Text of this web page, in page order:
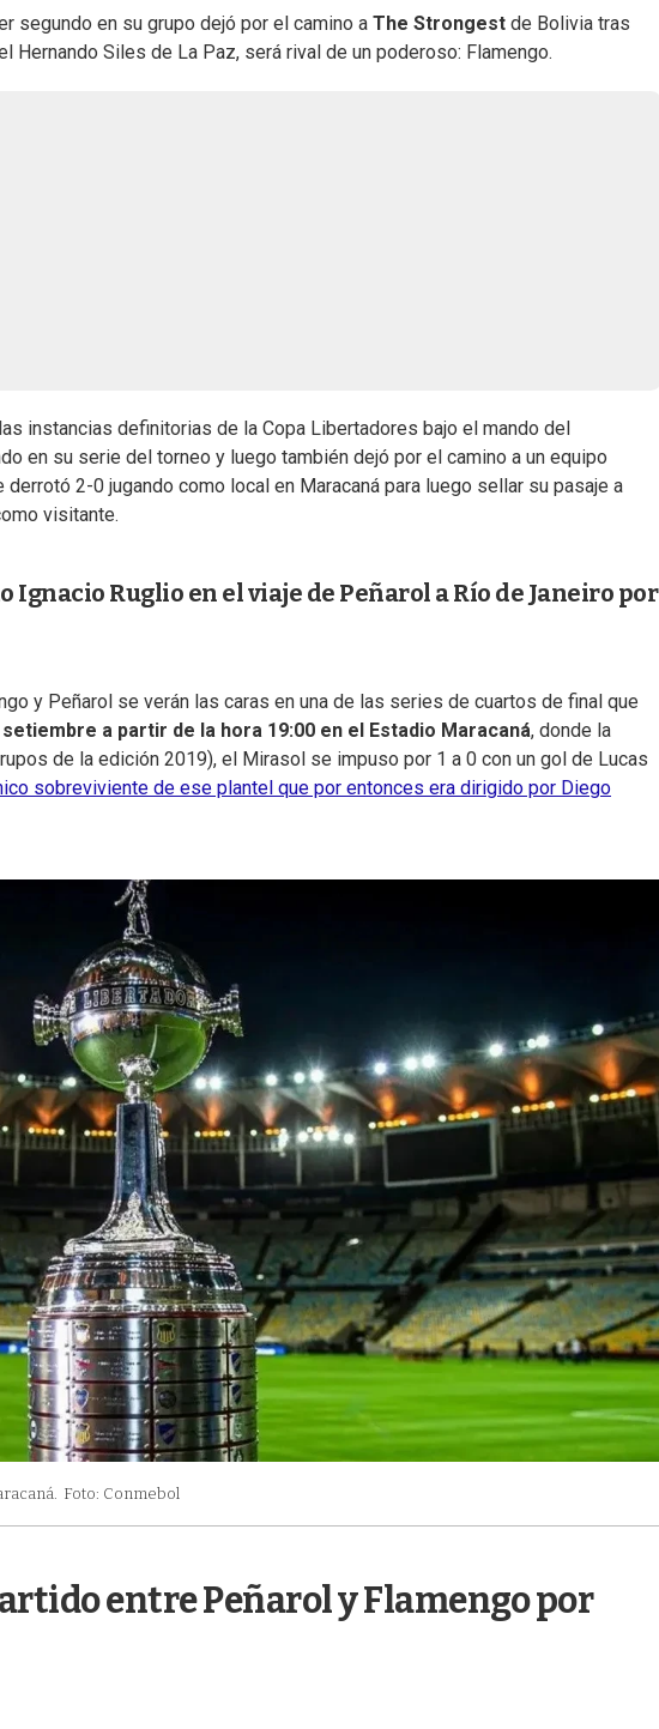
segundo en su grupo dejó por el camino a The Strongest de Bolivia tras
Siles de La Paz, será rival de un poderoso: Flamengo.
instancias definitorias de la Copa Libertadores bajo el mando del
en su serie del torneo y luego también dejó por el camino a un equipo
derrotó 2-0 jugando como local en Maracaná para luego sellar su pasaje a
visitante.
Ignacio Ruglio en el viaje de Peñarol a Río de Janeiro por
y Peñarol se verán las caras en una de las series de cuartos de final que
a partir de la hora 19:00 en el Estadio Maracaná, donde la
de la edición 2019), el Mirasol se impuso por 1 a 0 con un gol de Lucas
sobreviviente de ese plantel que por entonces era dirigido por Diego
Foto: Conmebol
entre Peñarol y Flamengo por